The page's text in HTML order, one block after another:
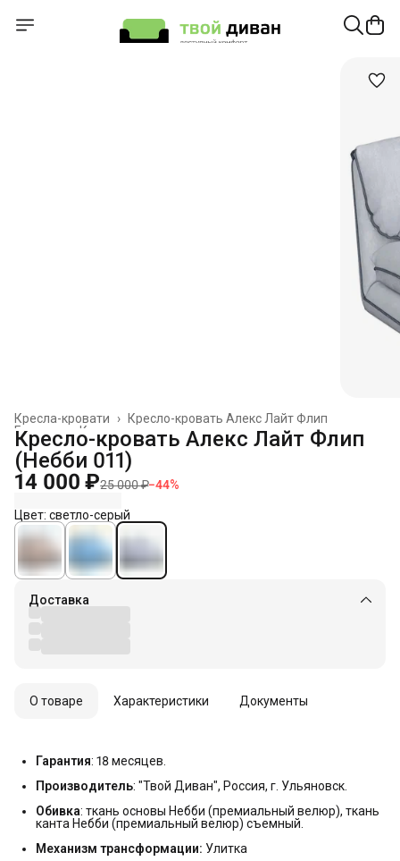
Кресло-кровать Алекс Лайт Флип
Кресла-кровати
›
Кресла
Главная
Кресло-кровать Алекс Лайт Флип
(Небби 011)
14 000 ₽25 000 ₽−44%
Цвет: светло-серый
Доставка
О товаре Характеристики Документы
Гарантия: 18 месяцев.
Производитель: "Твой Диван", Россия, г. Ульяновск.
Обивка: ткань основы Небби (премиальный велюр), ткань
канта Небби (премиальный велюр) съемный.
Механизм трансформации: Улитка